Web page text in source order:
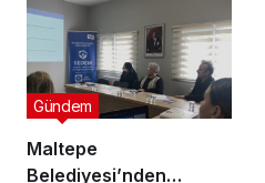
Maltepe
Belediyesi’nden
Gündem